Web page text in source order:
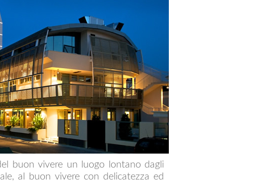
buon vivere un luogo lontano dagli
al buon vivere con delicatezza ed